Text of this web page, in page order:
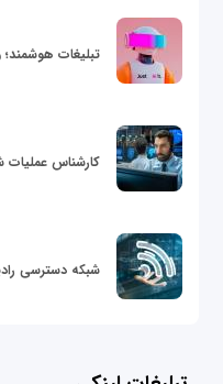
تبلیغات
کارشناس
شبکه دسترسی